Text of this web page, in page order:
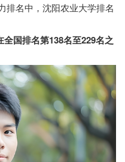
排名中，沈阳农业大学排名
国排名第138名至229名之